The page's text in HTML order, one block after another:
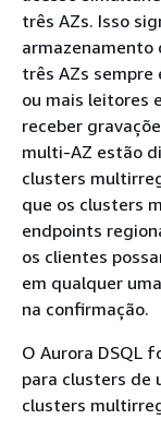
três AZs. Isso
armazenamento
três AZs sempre
ou mais leitores
receber
multi-AZ estão
clusters
que os clusters
endpoints
os clientes
em qualquer
na confirmação.
O Aurora DSQL
para clusters de
clusters